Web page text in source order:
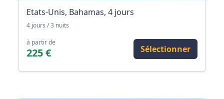
Etats-Unis, Bahamas, 4 jours
4 jours / 3 nuits
à partir de
225 € Sélectionner